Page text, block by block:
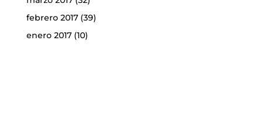
febrero 2017(39)
enero 2017(10)